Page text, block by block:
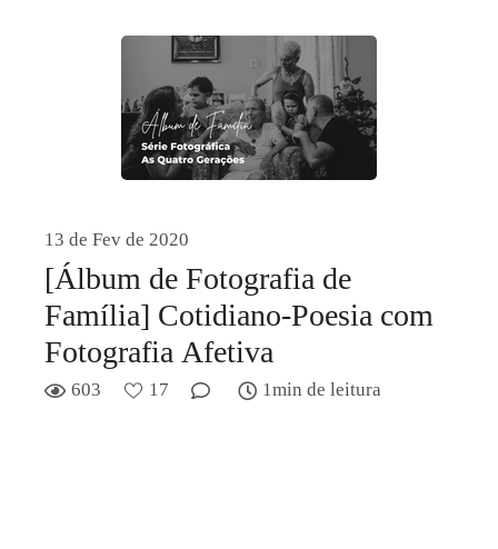
13 de Fev de 2020
[Álbum de Fotografia de
Família] Cotidiano-Poesia com
Fotografia Afetiva
603 17 1min de leitura